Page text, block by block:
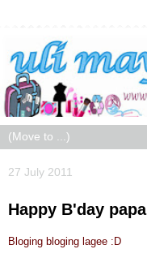
27 July 2011
Happy B'day papa
Bloging bloging lagee :D